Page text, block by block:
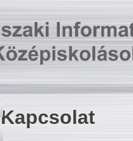
Kapcsolat